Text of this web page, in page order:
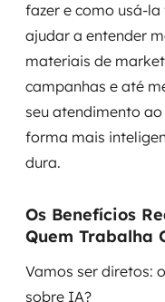
fazer e como usá-
ajudar a entender
materiais de
campanhas e até
seu atendimento
forma mais
dura.
Os Benefícios
Quem Trabalha
Vamos ser diretos:
sobre IA?